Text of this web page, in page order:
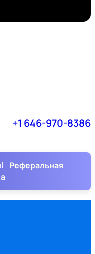
+1 646-970-8386
Реферальная